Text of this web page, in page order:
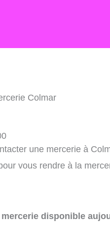
Colmar
une mercerie à
vous rendre à la
disponible